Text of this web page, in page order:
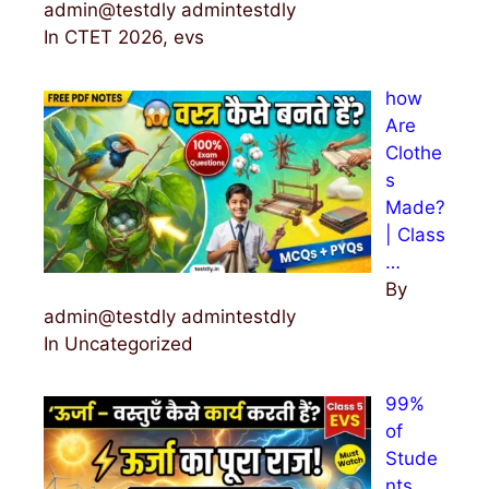
admin@testdly admintestdly
In CTET 2026, evs
how
Are
Clothe
s
Made?
| Class
…
By
admin@testdly admintestdly
In Uncategorized
99%
of
Stude